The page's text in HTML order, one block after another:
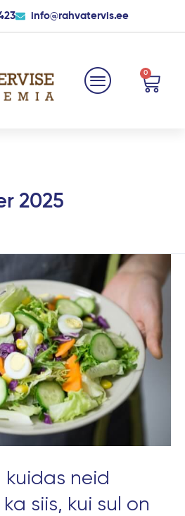
info@rahvatervis.ee
0
Cart
2025
neid
siis, kui sul on